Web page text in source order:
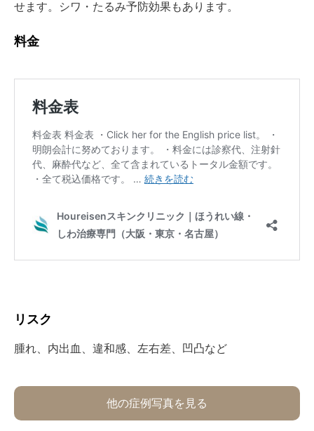
せます。シワ・たるみ予防効果もあります。
料金⁡
リスク⁡
⁡腫れ、内出血、違和感、左右差、凹凸など⁡
他の症例写真を見る